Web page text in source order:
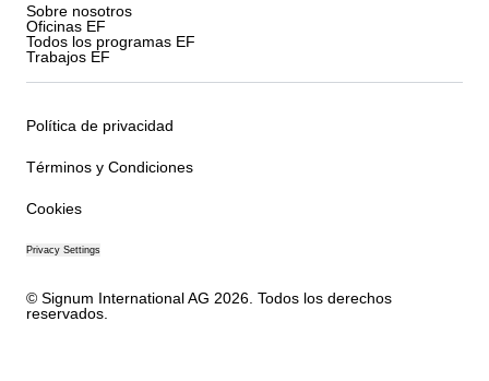
Sobre nosotros
Oficinas EF
Todos los programas EF
Trabajos EF
Política de privacidad
Términos y Condiciones
Cookies
Privacy Settings
© Signum International AG 2026. Todos los derechos
reservados.